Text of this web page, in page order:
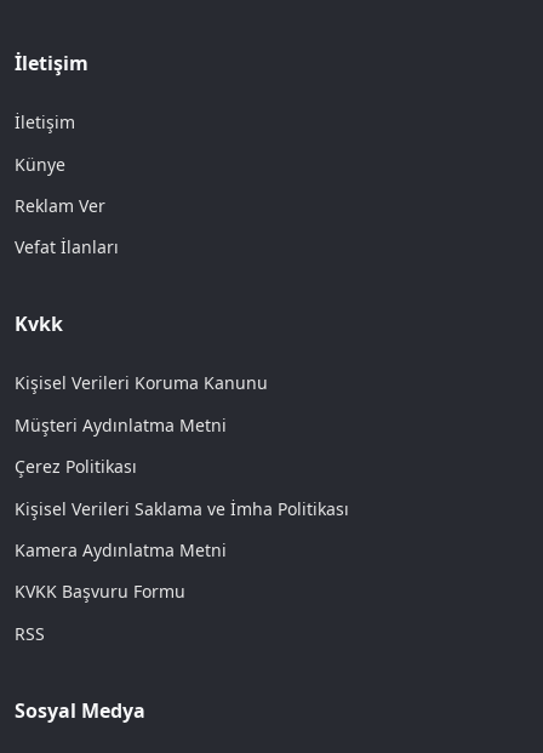
İletişim
İletişim
Künye
Reklam Ver
Vefat İlanları
Kvkk
Kişisel Verileri Koruma Kanunu
Müşteri Aydınlatma Metni
Çerez Politikası
Kişisel Verileri Saklama ve İmha Politikası
Kamera Aydınlatma Metni
KVKK Başvuru Formu
RSS
Sosyal Medya